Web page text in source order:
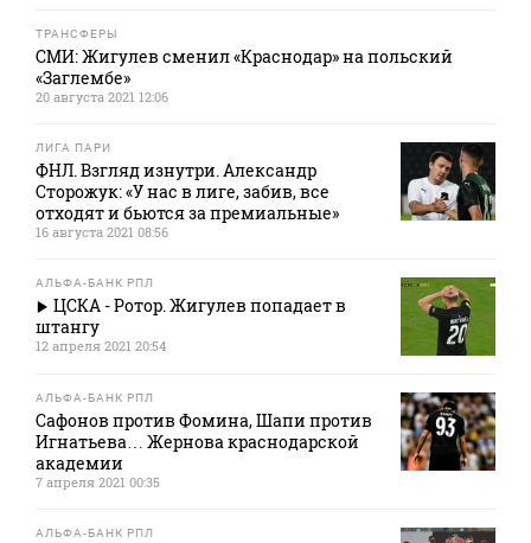
ТРАНСФЕРЫ
СМИ: Жигулев сменил «Краснодар» на польский
«Заглембе»
20 августа 2021 12:06
ЛИГА ПАРИ
ФНЛ. Взгляд изнутри. Александр
Сторожук: «У нас в лиге, забив, все
отходят и бьются за премиальные»
16 августа 2021 08:56
АЛЬФА-БАНК РПЛ
ЦСКА - Ротор. Жигулев попадает в
штангу
12 апреля 2021 20:54
АЛЬФА-БАНК РПЛ
Сафонов против Фомина, Шапи против
Игнатьева… Жернова краснодарской
академии
7 апреля 2021 00:35
АЛЬФА-БАНК РПЛ